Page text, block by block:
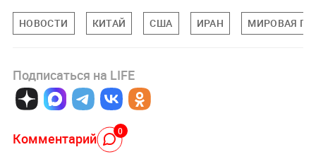
НОВОСТИ КИТАЙ США ИРАН МИРОВАЯ
Подписаться на LIFE
Комментарий 0